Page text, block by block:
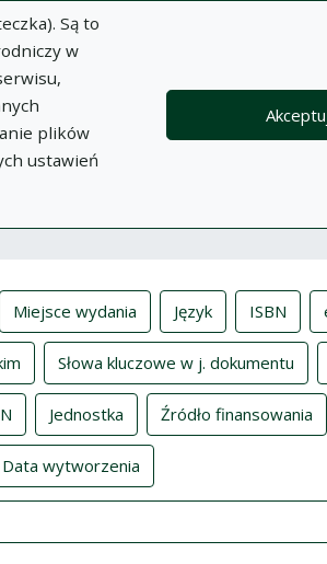
Są to
w
plików
ustawień
Informacje Pomoc
Polityka
Miejsce wydania Język ISBN
Słowa kluczowe w j. dokumentu
Jednostka Źródło finansowania
Data wytworzenia